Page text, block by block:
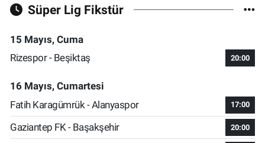
Süper Lig Fikstür
15 Mayıs, Cuma
Rizespor - Beşiktaş
20:00
16 Mayıs, Cumartesi
Fatih Karagümrük - Alanyaspor
17:00
Gaziantep FK - Başakşehir 20:00